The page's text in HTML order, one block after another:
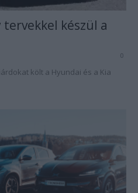
készül a
0
költ a Hyundai és a Kia